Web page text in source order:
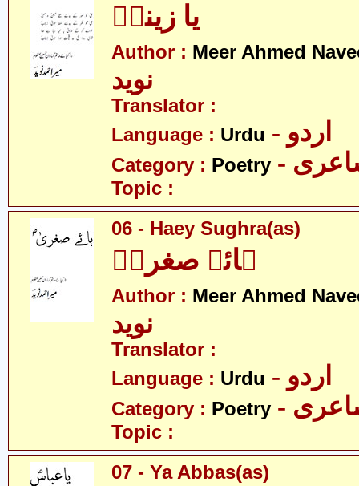
یا زینبؑ
Author : Meer Ahmed
نوید
Translator :
Language : Urdu - اردو
Category : Poetry
Topic :
06 - Haey Sughra(as)
ہائے صغراؑ
Author : Meer Ahmed
نوید
Translator :
Language : Urdu - اردو
Category : Poetry
Topic :
07 - Ya Abbas(as)